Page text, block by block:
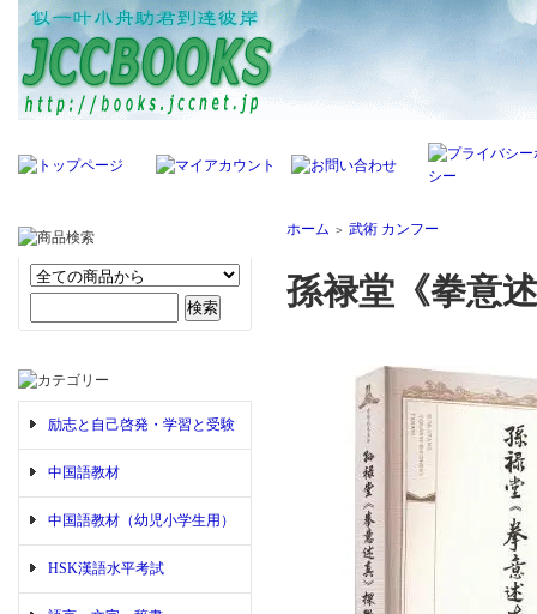
励志と自己啓発・学習と受験
中国語教材
中国語教材（幼児小学生用）
HSK漢語水平考試
ホーム ＞ 武術 カンフー
孫禄堂《拳意